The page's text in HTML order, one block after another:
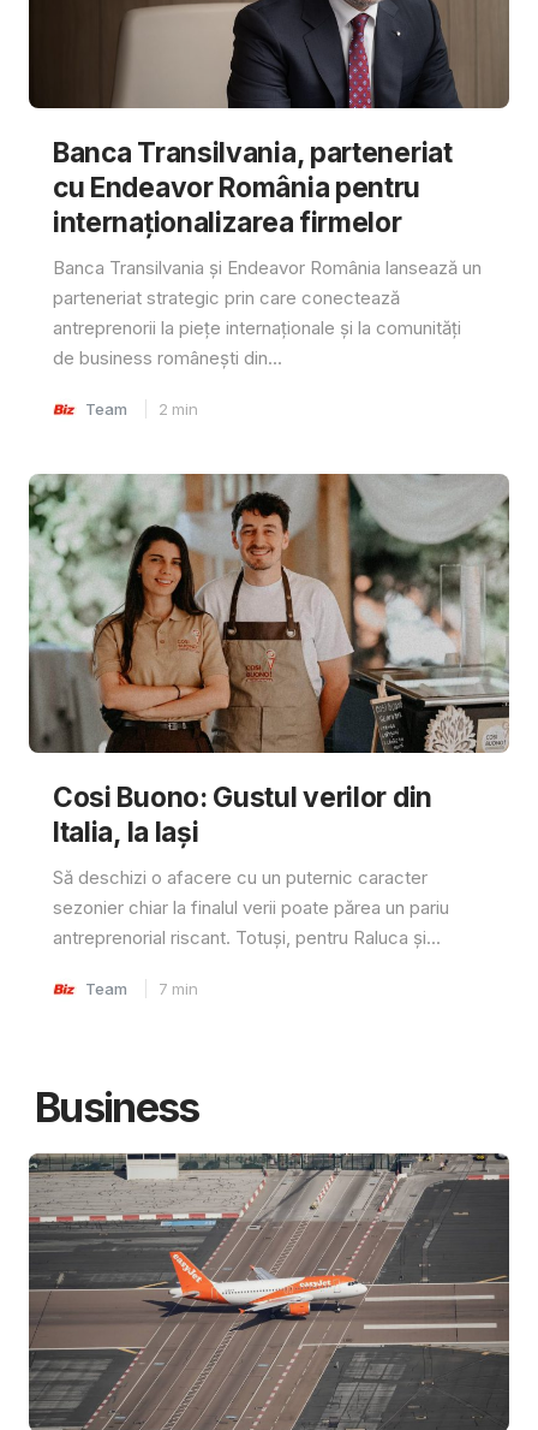
Banca Transilvania, parteneriat
cu Endeavor România pentru
internaționalizarea firmelor
Banca Transilvania și Endeavor România lansează un
parteneriat strategic prin care conectează
antreprenorii la piețe internaționale și la comunități
de business românești din...
Team 2 min
Cosi Buono: Gustul verilor din
Italia, la Iași
Să deschizi o afacere cu un puternic caracter
sezonier chiar la finalul verii poate părea un pariu
antreprenorial riscant. Totuși, pentru Raluca și...
Team 7 min
Business